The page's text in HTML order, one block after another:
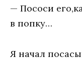
— Пососи
в попку…
Я начал